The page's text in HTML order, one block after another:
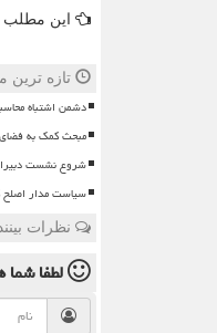
این مطلب
تازه ترین
دشمن اشتباه
مبحث کمک به
شروع نشست
سیاست مدار
نظرات
لطفا